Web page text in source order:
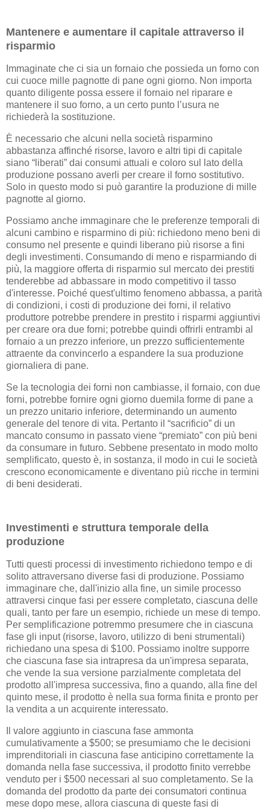
Mantenere e aumentare il capitale attraverso il
risparmio
Immaginate che ci sia un fornaio che possieda un forno con
cui cuoce mille pagnotte di pane ogni giorno. Non importa
quanto diligente possa essere il fornaio nel riparare e
mantenere il suo forno, a un certo punto l’usura ne
richiederà la sostituzione.
È necessario che alcuni nella società risparmino
abbastanza affinché risorse, lavoro e altri tipi di capitale
siano “liberati” dai consumi attuali e coloro sul lato della
produzione possano averli per creare il forno sostitutivo.
Solo in questo modo si può garantire la produzione di mille
pagnotte al giorno.
Possiamo anche immaginare che le preferenze temporali di
alcuni cambino e risparmino di più: richiedono meno beni di
consumo nel presente e quindi liberano più risorse a fini
degli investimenti. Consumando di meno e risparmiando di
più, la maggiore offerta di risparmio sul mercato dei prestiti
tenderebbe ad abbassare in modo competitivo il tasso
d'interesse. Poiché quest'ultimo fenomeno abbassa, a parità
di condizioni, i costi di produzione dei forni, il relativo
produttore potrebbe prendere in prestito i risparmi aggiuntivi
per creare ora due forni; potrebbe quindi offrirli entrambi al
fornaio a un prezzo inferiore, un prezzo sufficientemente
attraente da convincerlo a espandere la sua produzione
giornaliera di pane.
Se la tecnologia dei forni non cambiasse, il fornaio, con due
forni, potrebbe fornire ogni giorno duemila forme di pane a
un prezzo unitario inferiore, determinando un aumento
generale del tenore di vita. Pertanto il “sacrificio” di un
mancato consumo in passato viene “premiato” con più beni
da consumare in futuro. Sebbene presentato in modo molto
semplificato, questo è, in sostanza, il modo in cui le società
crescono economicamente e diventano più ricche in termini
di beni desiderati.
Investimenti e struttura temporale della
produzione
Tutti questi processi di investimento richiedono tempo e di
solito attraversano diverse fasi di produzione. Possiamo
immaginare che, dall'inizio alla fine, un simile processo
attraversi cinque fasi per essere completato, ciascuna delle
quali, tanto per fare un esempio, richiede un mese di tempo.
Per semplificazione potremmo presumere che in ciascuna
fase gli input (risorse, lavoro, utilizzo di beni strumentali)
richiedano una spesa di $100. Possiamo inoltre supporre
che ciascuna fase sia intrapresa da un'impresa separata,
che vende la sua versione parzialmente completata del
prodotto all'impresa successiva, fino a quando, alla fine del
quinto mese, il prodotto è nella sua forma finita e pronto per
la vendita a un acquirente interessato.
Il valore aggiunto in ciascuna fase ammonta
cumulativamente a $500; se presumiamo che le decisioni
imprenditoriali in ciascuna fase anticipino correttamente la
domanda nella fase successiva, il prodotto finito verrebbe
venduto per i $500 necessari al suo completamento. Se la
domanda del prodotto da parte dei consumatori continua
mese dopo mese, allora ciascuna di queste fasi di